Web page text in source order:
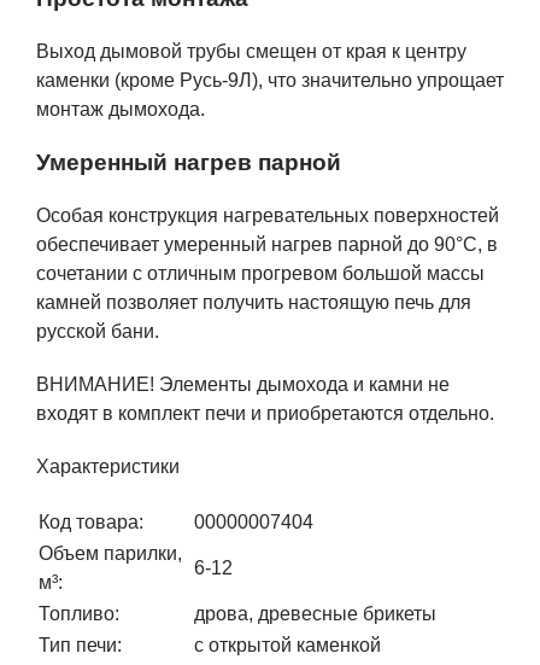
Выход дымовой трубы смещен от края к центру
каменки (кроме Русь-9Л), что значительно упрощает
монтаж дымохода.
Умеренный нагрев парной
Особая конструкция нагревательных поверхностей
обеспечивает умеренный нагрев парной до 90°С, в
сочетании с отличным прогревом большой массы
камней позволяет получить настоящую печь для
русской бани.
ВНИМАНИЕ! Элементы дымохода и камни не
входят в комплект печи и приобретаются отдельно.
Характеристики
Код товара:
00000007404
Объем парилки,
м³:
6-12
Топливо:
дрова, древесные брикеты
Тип печи:
с открытой каменкой